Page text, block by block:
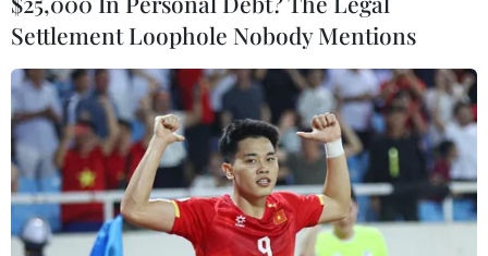
“Golden Heart Veil” khắc họa
chân dung những phụ nữ có “trái
tim vàng”
23/06/2026 23:25
Dàn hoa hậu đình đám “bùng nổ”
Settlement Loophole Nobody Mentions